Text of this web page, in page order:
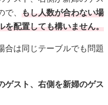
バーを選び、同じテーブル
る場合はどのように配慮し